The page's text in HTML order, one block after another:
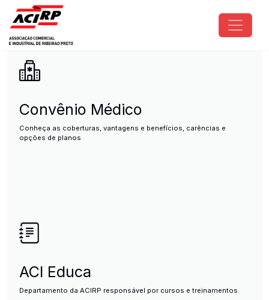
Pular para o conteúdo principal
ACIRP - Associação Comercial
Convênio Médico
Conheça as coberturas, vantagens e benefícios, carências e
opções de planos
ACI Educa
Departamento da ACIRP responsável por cursos e treinamentos